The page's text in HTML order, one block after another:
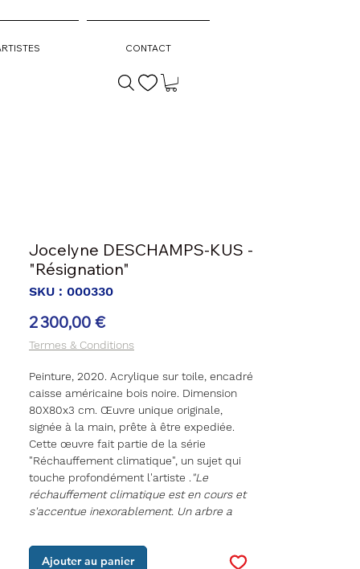
CONTACT
Jocelyne DESCHAMPS-KUS -
"Résignation"
SKU : 000330
2 300,00 €Prix
Termes & Conditions
Peinture, 2020. Acrylique sur toile, encadré
caisse américaine bois noire. Dimension
80X80x3 cm. Œuvre unique originale,
signée à la main, prête à être expediée.
Cette œuvre fait partie de la série
"Réchauffement climatique", un sujet qui
touche profondément l'artiste . "Le
réchauffement climatique est en cours et
s'accentue inexorablement. Un arbre a
une tragédie pour les ours en voie
d'extinction, cet ours l'a désormais
Ajouter au panier